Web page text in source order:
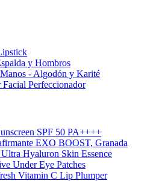
y Hombros
- Algodón y Karité
Perfeccionador
SPF 50 PA++++
EXO BOOST, Granada
Hyaluron Skin Essence
Under Eye Patches
Vitamin C Lip Plumper